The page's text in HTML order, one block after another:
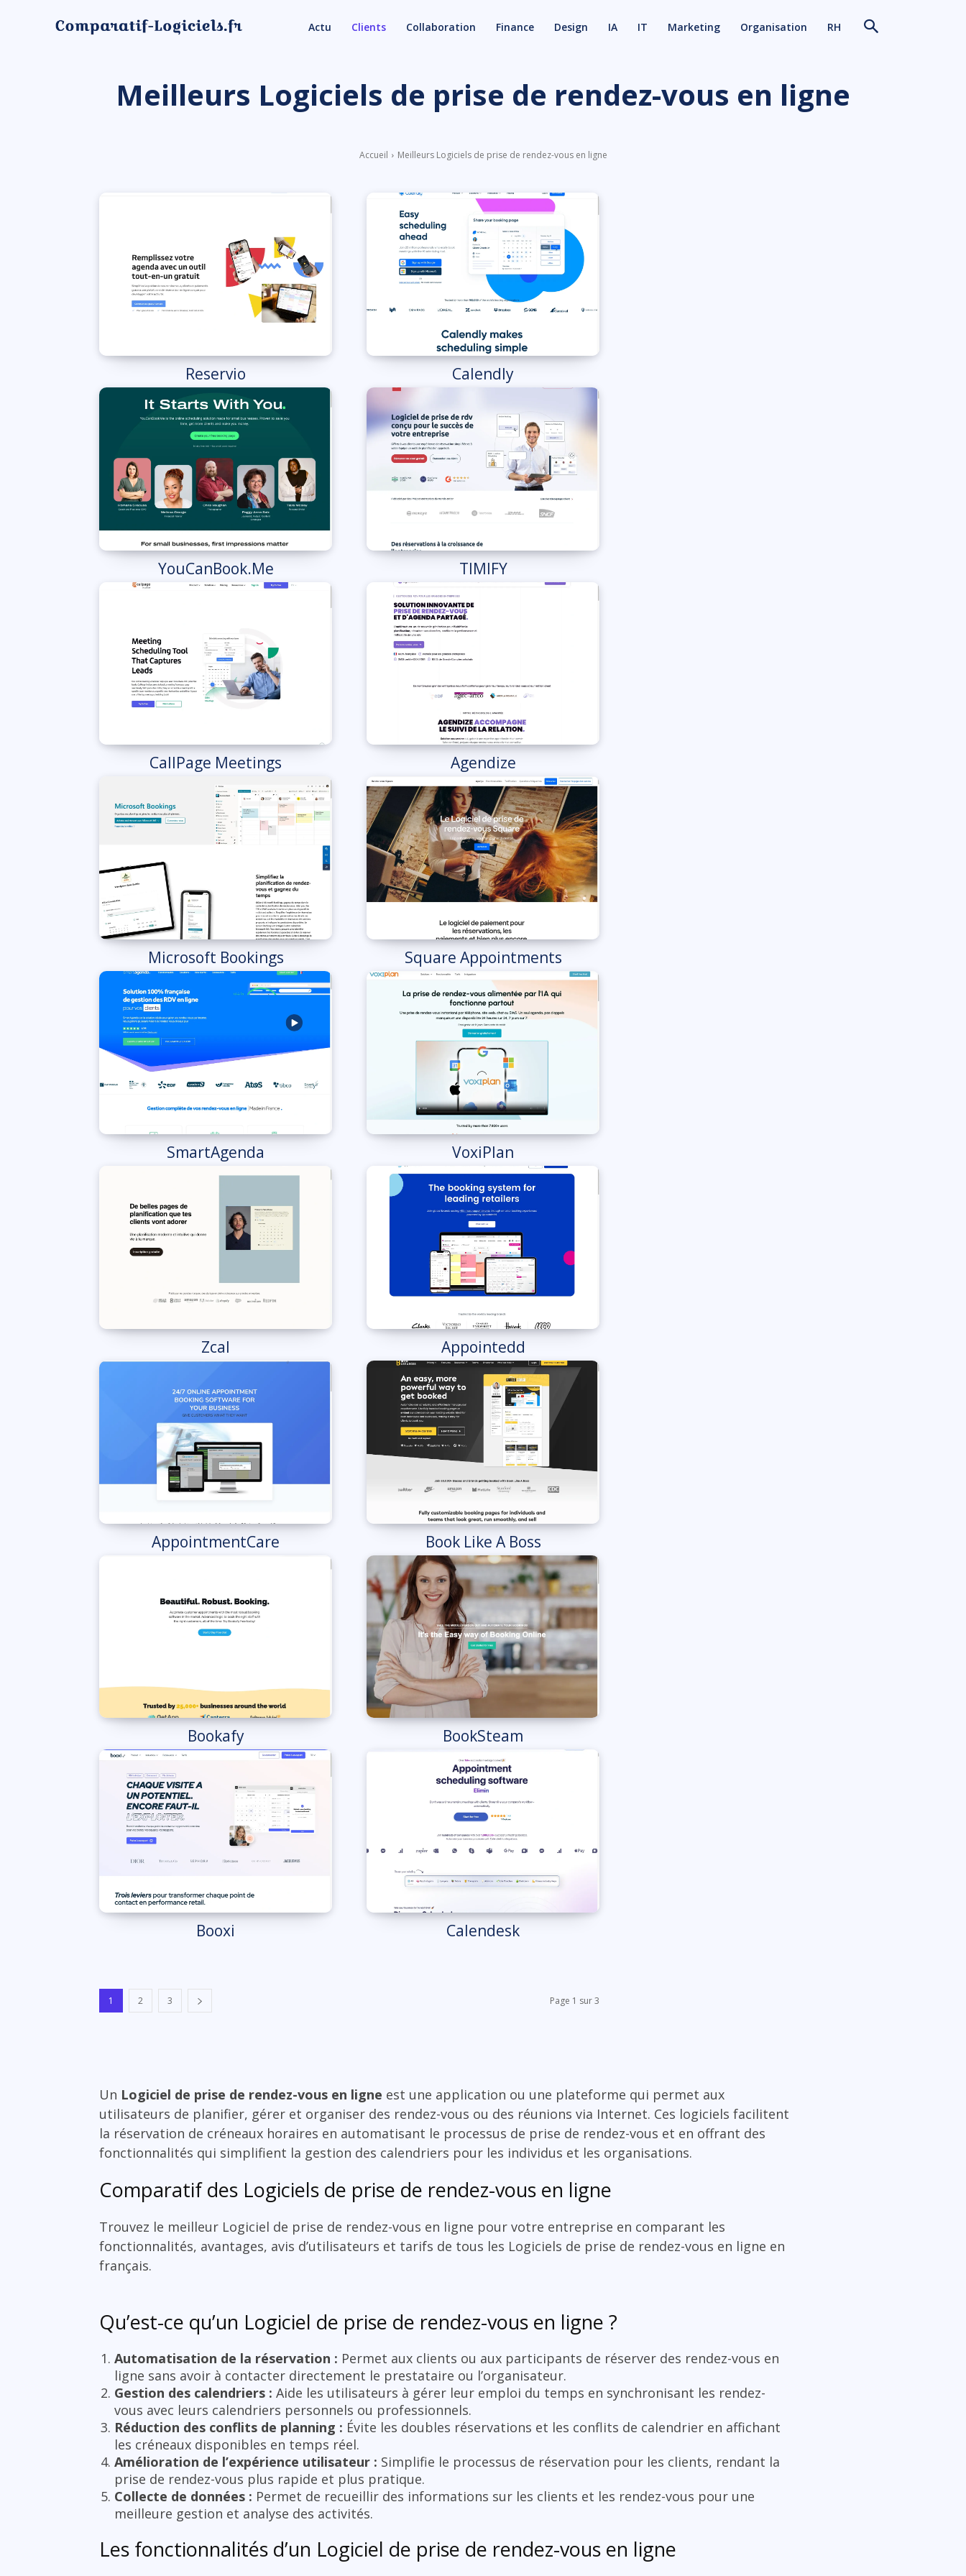
Actu Clients Collaboration Finance Design IA IT Marketing Organisation RH
Meilleurs Logiciels de prise de rendez-vous en ligne
Accueil Meilleurs Logiciels de prise de rendez-vous en ligne
Reservio Calendly
YouCanBook.Me TIMIFY
CallPage Meetings Agendize
Microsoft Bookings Square Appointments
SmartAgenda VoxiPlan
Zcal Appointedd
AppointmentCare Book Like A Boss
Bookafy BookSteam
Booxi Calendesk
1 2 3 Page 1 sur 3
Un Logiciel de prise de rendez-vous en ligne est une application ou une plateforme qui permet aux
utilisateurs de planifier, gérer et organiser des rendez-vous ou des réunions via Internet. Ces logiciels facilitent
la réservation de créneaux horaires en automatisant le processus de prise de rendez-vous et en offrant des
fonctionnalités qui simplifient la gestion des calendriers pour les individus et les organisations.
Comparatif des Logiciels de prise de rendez-vous en ligne
Trouvez le meilleur Logiciel de prise de rendez-vous en ligne pour votre entreprise en comparant les
fonctionnalités, avantages, avis d’utilisateurs et tarifs de tous les Logiciels de prise de rendez-vous en ligne en
français.
Qu’est-ce qu’un Logiciel de prise de rendez-vous en ligne ?
Automatisation de la réservation : Permet aux clients ou aux participants de réserver des rendez-vous en
ligne sans avoir à contacter directement le prestataire ou l’organisateur.
Gestion des calendriers : Aide les utilisateurs à gérer leur emploi du temps en synchronisant les rendez-
vous avec leurs calendriers personnels ou professionnels.
Réduction des conflits de planning : Évite les doubles réservations et les conflits de calendrier en affichant
les créneaux disponibles en temps réel.
Amélioration de l’expérience utilisateur : Simplifie le processus de réservation pour les clients, rendant la
prise de rendez-vous plus rapide et plus pratique.
Collecte de données : Permet de recueillir des informations sur les clients et les rendez-vous pour une
meilleure gestion et analyse des activités.
Les fonctionnalités d’un Logiciel de prise de rendez-vous en ligne